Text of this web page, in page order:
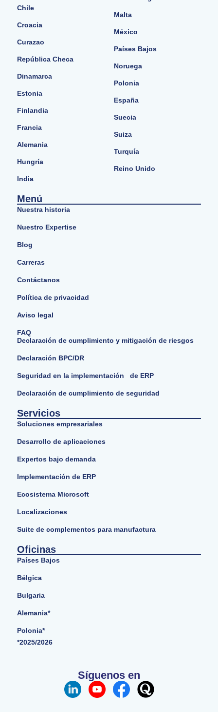
Chile
Croacia
Curazao
República Checa
Dinamarca
Estonia
Finlandia
Francia
Alemania
Hungría
India
Malta
México
Países Bajos
Noruega
Polonia
España
Suecia
Suiza
Turquía
Reino Unido
Menú
Nuestra historia
Nuestro Expertise
Blog
Carreras
Contáctanos
Política de privacidad
Aviso legal
FAQ
Declaración de cumplimiento y mitigación de riesgos
Declaración BPC/DR
Seguridad en la implementación de ERP
Declaración de cumplimiento de seguridad
Servicios
Soluciones empresariales
Desarrollo de aplicaciones
Expertos bajo demanda
Implementación de ERP
Ecosistema Microsoft
Localizaciones
Suite de complementos para manufactura
Oficinas
Países Bajos
Bélgica
Bulgaria
Alemania*
Polonia*
*2025/2026
Síguenos en